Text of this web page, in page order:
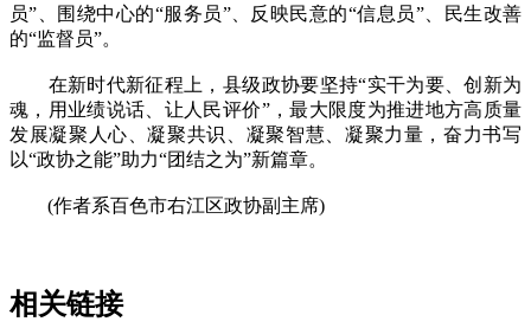
员”、围绕中心的“服务员”、反映民意的“信息员”、民生改善
的“监督员”。
在新时代新征程上，县级政协要坚持“实干为要、创新为
魂，用业绩说话、让人民评价”，最大限度为推进地方高质量
发展凝聚人心、凝聚共识、凝聚智慧、凝聚力量，奋力书写
以“政协之能”助力“团结之为”新篇章。
(作者系百色市右江区政协副主席)
相关链接